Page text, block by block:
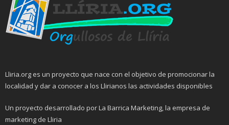
Lliria.org es un proyecto que nace con el objetivo de promocionar la
localidad y dar a conocer a los Llirianos las actividades disponibles
Un proyecto desarrollado por La Barrica Marketing, la empresa de
marketing de Lliria